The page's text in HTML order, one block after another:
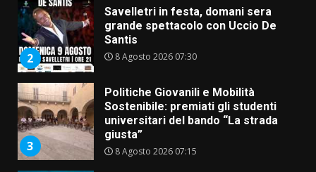
2
Savelletri in festa, domani sera
grande spettacolo con Uccio De
Santis
8 Agosto 2026 07:30
3
Politiche Giovanili e Mobilità
Sostenibile: premiati gli studenti
universitari del bando “La strada
giusta”
8 Agosto 2026 07:15